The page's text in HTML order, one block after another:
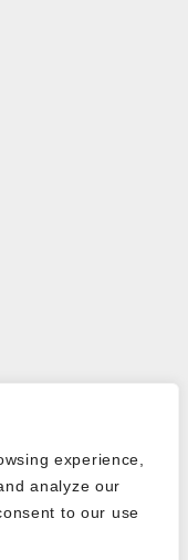
experience,
analyze our
to our use